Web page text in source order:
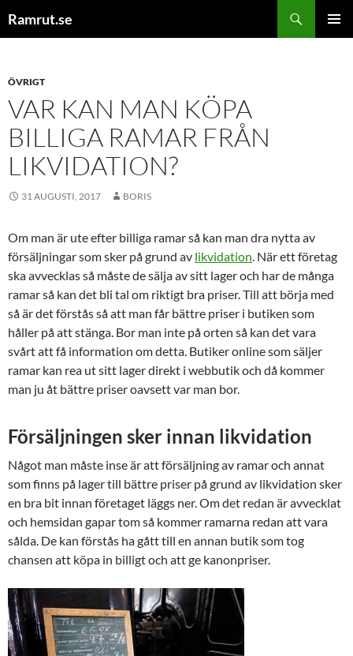
tillRamrut.se
ÖVRIGT
VAR KAN MAN KÖPA
BILLIGA RAMAR FRÅN
LIKVIDATION?
31 AUGUSTI, 2017 BORIS
Om man är ute efter billiga ramar så kan man dra nytta av
försäljningar som sker på grund av likvidation. När ett företag
ska avvecklas så måste de sälja av sitt lager och har de många
ramar så kan det bli tal om riktigt bra priser. Till att börja med
så är det förstås så att man får bättre priser i butiken som
håller på att stänga. Bor man inte på orten så kan det vara
svårt att få information om detta. Butiker online som säljer
ramar kan rea ut sitt lager direkt i webbutik och då kommer
man ju åt bättre priser oavsett var man bor.
Försäljningen sker innan likvidation
Något man måste inse är att försäljning av ramar och annat
som finns på lager till bättre priser på grund av likvidation sker
en bra bit innan företaget läggs ner. Om det redan är avvecklat
och hemsidan gapar tom så kommer ramarna redan att vara
sålda. De kan förstås ha gått till en annan butik som tog
chansen att köpa in billigt och att ge kanonpriser.